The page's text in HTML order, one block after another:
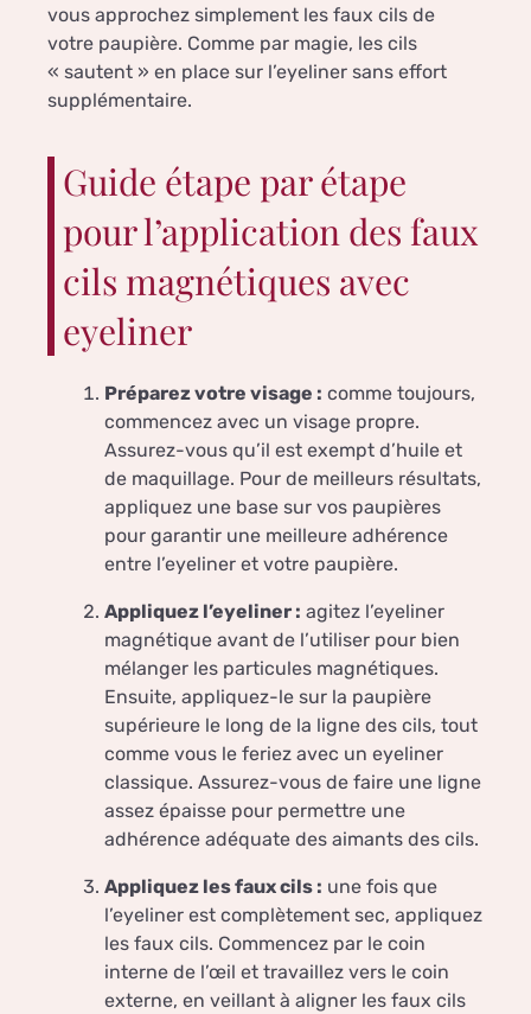
vous approchez simplement les faux cils de
votre paupière. Comme par magie, les cils
« sautent » en place sur l’eyeliner sans effort
supplémentaire.
Guide étape par étape
pour l’application des faux
cils magnétiques avec
eyeliner
Préparez votre visage : comme toujours,
commencez avec un visage propre.
Assurez-vous qu’il est exempt d’huile et
de maquillage. Pour de meilleurs résultats,
appliquez une base sur vos paupières
pour garantir une meilleure adhérence
entre l’eyeliner et votre paupière.
Appliquez l’eyeliner : agitez l’eyeliner
magnétique avant de l’utiliser pour bien
mélanger les particules magnétiques.
Ensuite, appliquez-le sur la paupière
supérieure le long de la ligne des cils, tout
comme vous le feriez avec un eyeliner
classique. Assurez-vous de faire une ligne
assez épaisse pour permettre une
adhérence adéquate des aimants des cils.
Appliquez les faux cils : une fois que
l’eyeliner est complètement sec, appliquez
les faux cils. Commencez par le coin
interne de l’œil et travaillez vers le coin
externe, en veillant à aligner les faux cils